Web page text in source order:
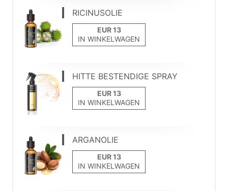
RICINUSOLIE
IN WINKELWAGEN
HITTE BESTENDIGE SPRAY
IN WINKELWAGEN
ARGANOLIE
IN WINKELWAGEN